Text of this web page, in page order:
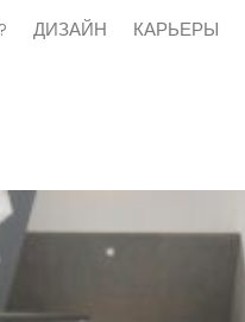
ДИЗАЙН КАРЬЕРЫ